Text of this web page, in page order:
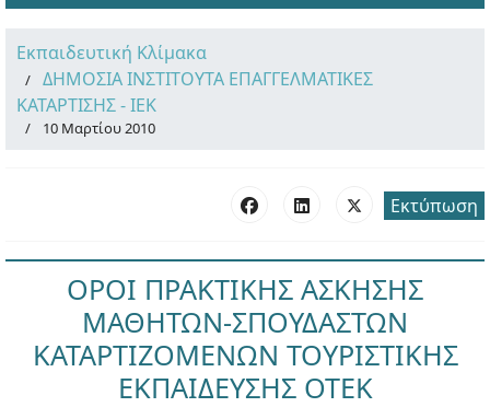
Εκπαιδευτική Κλίμακα
ΔΗΜΟΣΙΑ ΙΝΣΤΙΤΟΥΤΑ ΕΠΑΓΓΕΛΜΑΤΙΚΕΣ
ΚΑΤΑΡΤΙΣΗΣ - ΙΕΚ
10 Μαρτίου 2010
Εκτύπωση
ΟΡΟΙ ΠΡΑΚΤΙΚΗΣ ΑΣΚΗΣΗΣ
ΜΑΘΗΤΩΝ-ΣΠΟΥΔΑΣΤΩΝ
ΚΑΤΑΡΤΙΖΟΜΕΝΩΝ ΤΟΥΡΙΣΤΙΚΗΣ
ΕΚΠΑΙΔΕΥΣΗΣ ΟΤΕΚ